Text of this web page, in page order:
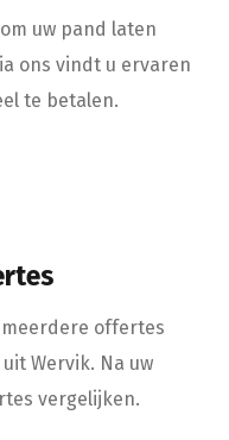
uw pand laten
ons vindt u ervaren
te betalen.
offertes
Wervik. Na uw
vergelijken.